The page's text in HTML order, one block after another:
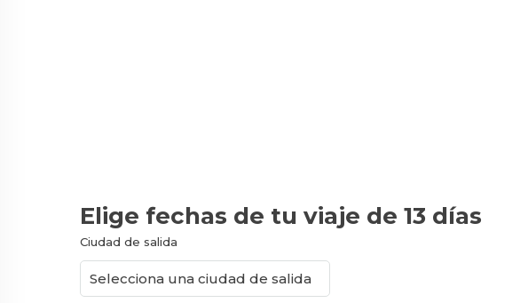
Elige fechas de tu viaje de 13 días
Ciudad de salida